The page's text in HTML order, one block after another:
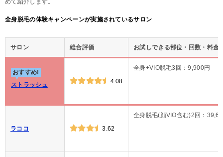
全身脱毛の体験キャンペーンが実施されているサロン
サロン 総合評価 お試しできる部位・回数・料金
おすすめ!
ストラッシュ
4.08
全身+VIO脱毛3回：9,900円
ラココ 3.62
全身脱毛(顔VIO含む)2回：